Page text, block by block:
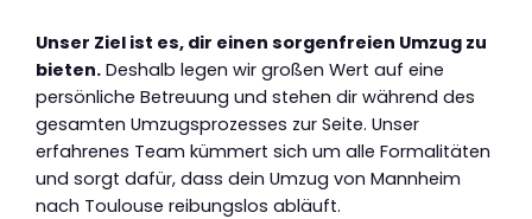
Unser Ziel ist es, dir einen sorgenfreien Umzug zu
bieten. Deshalb legen wir großen Wert auf eine
persönliche Betreuung und stehen dir während des
gesamten Umzugsprozesses zur Seite. Unser
erfahrenes Team kümmert sich um alle Formalitäten
und sorgt dafür, dass dein Umzug von Mannheim
nach Toulouse reibungslos abläuft.